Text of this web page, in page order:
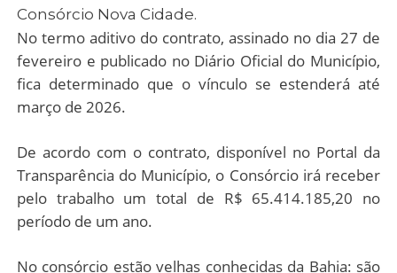
Consórcio Nova Cidade.
No termo aditivo do contrato, assinado no dia 27 de
fevereiro e publicado no Diário Oficial do Município,
fica determinado que o vínculo se estenderá até
março de 2026.
De acordo com o contrato, disponível no Portal da
Transparência do Município, o Consórcio irá receber
pelo trabalho um total de R$ 65.414.185,20 no
período de um ano.
No consórcio estão velhas conhecidas da Bahia: são